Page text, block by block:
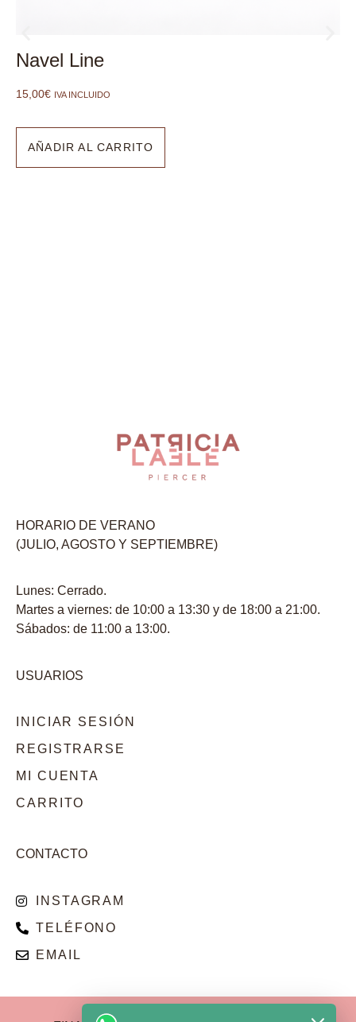
Navel Line
15,00€ IVA INCLUIDO
AÑADIR AL CARRITO
HORARIO DE VERANO
(JULIO, AGOSTO Y SEPTIEMBRE)
Lunes: Cerrado.
Martes a viernes: de 10:00 a 13:30 y de 18:00 a 21:00.
Sábados: de 11:00 a 13:00.
USUARIOS
INICIAR SESIÓN
REGISTRARSE
MI CUENTA
CARRITO
CONTACTO
INSTAGRAM
TELÉFONO
EMAIL